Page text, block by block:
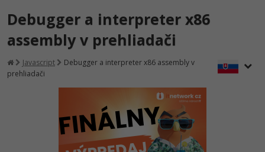
Rekvalifikačné kurzy
hradené úradom práce
IT e-learning
Kurzy programovania
C# .NET -80%
Prihlásiť sa|Registrovať
Debugger a interpreter x86
assembly v prehliadači
Javascript
Debugger a interpreter x86 assembly v
prehliadači